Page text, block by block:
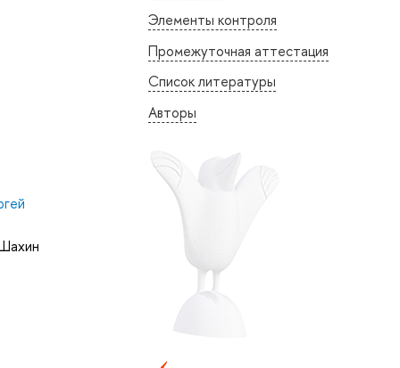
Элементы контроля
Промежуточная аттестация
Список литературы
Авторы